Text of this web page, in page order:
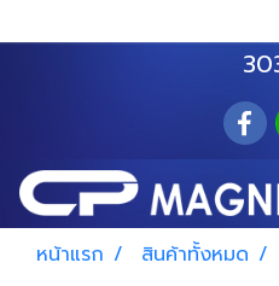
หน้าแรก สินค้าทั้งหมด